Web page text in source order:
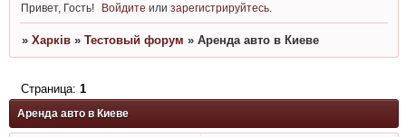
Привет, Гость! Войдите илизарегистрируйтесь
» Харків » Тестовый форум » Аренда авто в Киеве
Аренда авто в Киеве
Страница: 1